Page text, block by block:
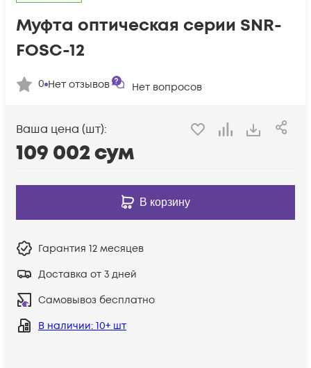
Муфта оптическая серии SNR-
FOSC-12
0 Нет отзывов Нет вопросов
Ваша цена (шт):
109 002сум
В корзину
Гарантия 12 месяцев
Доставка от 3 дней
Самовывоз бесплатно
В наличии: 10+ шт